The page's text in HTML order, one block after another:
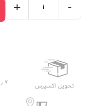
AK443WD
-
+
تحویل اکسپرس